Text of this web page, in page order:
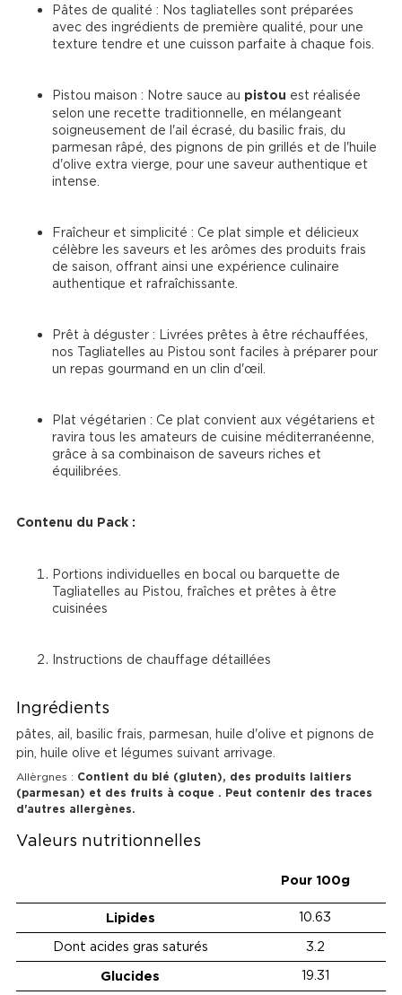
Pâtes de qualité : Nos tagliatelles sont préparées
avec des ingrédients de première qualité, pour une
texture tendre et une cuisson parfaite à chaque fois.
Pistou maison : Notre sauce au pistou est réalisée
selon une recette traditionnelle, en mélangeant
soigneusement de l'ail écrasé, du basilic frais, du
parmesan râpé, des pignons de pin grillés et de l'huile
d'olive extra vierge, pour une saveur authentique et
intense.
Fraîcheur et simplicité : Ce plat simple et délicieux
célèbre les saveurs et les arômes des produits frais
de saison, offrant ainsi une expérience culinaire
authentique et rafraîchissante.
Prêt à déguster : Livrées prêtes à être réchauffées,
nos Tagliatelles au Pistou sont faciles à préparer pour
un repas gourmand en un clin d'œil.
Plat végétarien : Ce plat convient aux végétariens et
ravira tous les amateurs de cuisine méditerranéenne,
grâce à sa combinaison de saveurs riches et
équilibrées.
Contenu du Pack :
Portions individuelles en bocal ou barquette de
Tagliatelles au Pistou, fraîches et prêtes à être
cuisinées
Instructions de chauffage détaillées
Ingrédients
pâtes, ail, basilic frais, parmesan, huile d'olive et pignons de
pin, huile olive et légumes suivant arrivage.
Allèrgnes : Contient du blé (gluten), des produits laitiers
(parmesan) et des fruits à coque . Peut contenir des traces
d'autres allergènes.
Valeurs nutritionnelles
Pour 100g
Lipides
10.63
Dont acides gras saturés
3.2
Glucides
19.31